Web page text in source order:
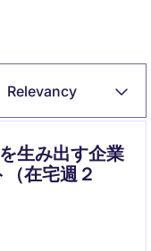
Relevancy
生み出す企業
（在宅週２